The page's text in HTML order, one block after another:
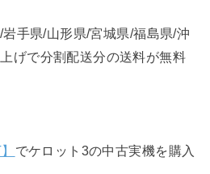
手県/山形県/宮城県/福島県/沖
げで分割配送分の送料が無料
でケロット3の中古実機を購入